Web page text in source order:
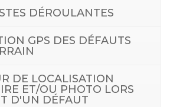
DÉROULANTES
GPS DES DÉFAUTS
DE LOCALISATION
ET/OU PHOTO LORS
D'UN DÉFAUT